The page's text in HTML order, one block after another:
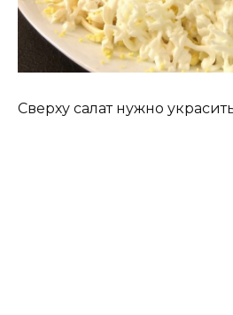
Сверху салат нужно